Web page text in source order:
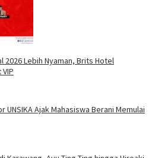
2026 Lebih Nyaman, Brits Hotel
UNSIKA Ajak Mahasiswa Berani Memulai